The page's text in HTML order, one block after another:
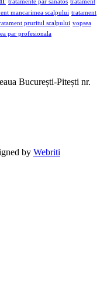
mancarimea scalpului tratament
pruritul scalpului vopsea
par profesionala
București-Pitești nr.
by Webriti